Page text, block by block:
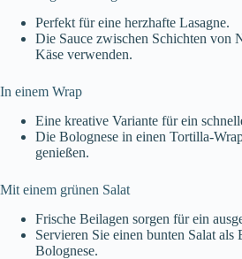
Perfekt für eine herzhafte Lasagne.
Die Sauce zwischen Schichten von
Käse verwenden.
In einem Wrap
Eine kreative Variante für ein
Die Bolognese in einen Tortilla-
genießen.
Mit einem grünen Salat
Frische Beilagen sorgen für ein
Servieren Sie einen bunten Salat als
Bolognese.